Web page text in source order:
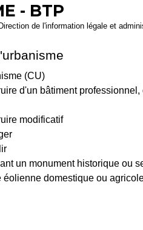
- BTP
de l'information légale et
(CU)
d'un bâtiment professionnel,
modificatif
un monument historique ou
éolienne domestique ou